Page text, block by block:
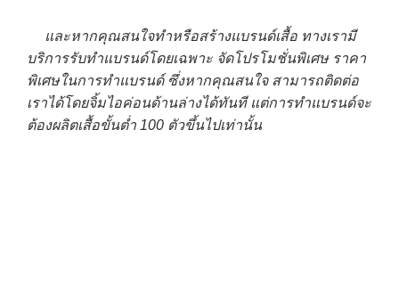
และหากคุณสนใจทำหรือสร้างแบรนด์เสื้อ ทางเรามี
บริการรับทำแบรนด์โดยเฉพาะ จัดโปรโมชั่นพิเศษ ราคา
พิเศษในการทำแบรนด์ ซึ่งหากคุณสนใจ สามารถติดต่อ
เราได้โดยจิ้มไอค่อนด้านล่างได้ทันที แต่การทำแบรนด์จะ
ต้องผลิตเสื้อขั้นต่ำ 100 ตัวขึ้นไปเท่านั้น